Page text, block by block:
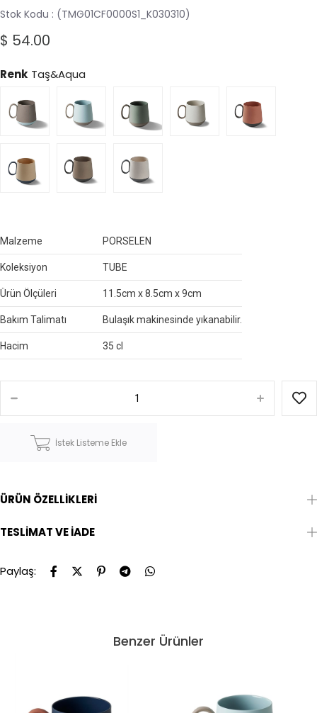
Stok Kodu (TMG01CF0000S1_K030310)
$ 54.00
Renk Taş&Aqua
Malzeme PORSELEN
Koleksiyon TUBE
Ürün Ölçüleri 11.5cm x 8.5cm x 9cm
Bakım Talimatı Bulaşık makinesinde yıkanabilir.
Hacim 35 cl
İstek Listeme Ekle
ÜRÜN ÖZELLIKLERI
TESLIMAT VE İADE
Paylaş:
Benzer Ürünler